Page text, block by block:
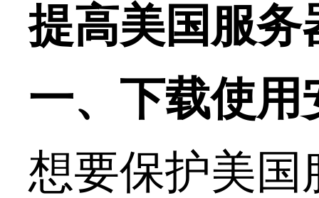
提高美国服务
一、下载使用
想要保护美国